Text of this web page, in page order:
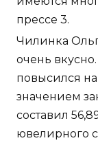
прессе 3.
Чилинка
очень
повысился
значением
составил
ювелирного